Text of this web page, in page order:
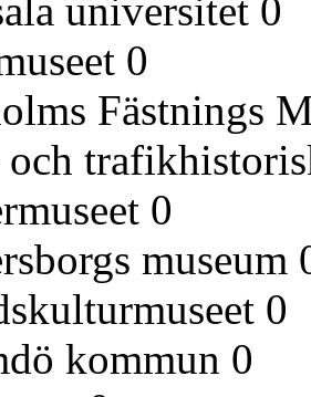
universitet 0
0
Fästnings
0
museum
0
kommun 0